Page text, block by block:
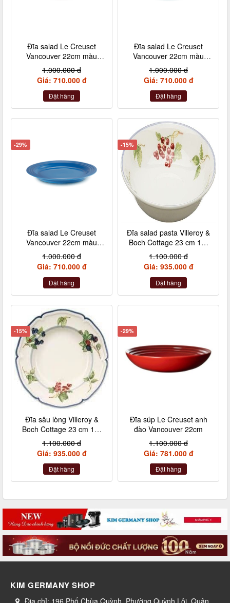
Đĩa salad Le Creuset
Vancouver 22cm màu
hồng vỏ sò
1.000.000 đ
Giá: 710.000 đ
Đặt hàng
Đĩa salad Le Creuset
Vancouver 22cm màu
xanh caribe
1.000.000 đ
Giá: 710.000 đ
Đặt hàng
-29%
Đĩa salad Le Creuset
Vancouver 22cm màu
xanh marseille
1.000.000 đ
Giá: 710.000 đ
Đặt hàng
-15%
Đĩa salad pasta Villeroy &
Boch Cottage 23 cm 10-
1115-2695
1.100.000 đ
Giá: 935.000 đ
Đặt hàng
-15%
Đĩa sâu lòng Villeroy &
Boch Cottage 23 cm 10-
1115-2700
1.100.000 đ
Giá: 935.000 đ
Đặt hàng
-29%
Đĩa súp Le Creuset anh
đào Vancouver 22cm
1.100.000 đ
Giá: 781.000 đ
Đặt hàng
KIM GERMANY SHOP
Địa chỉ: 196 Phố Chùa Quỳnh, Phường Quỳnh Lôi, Quận